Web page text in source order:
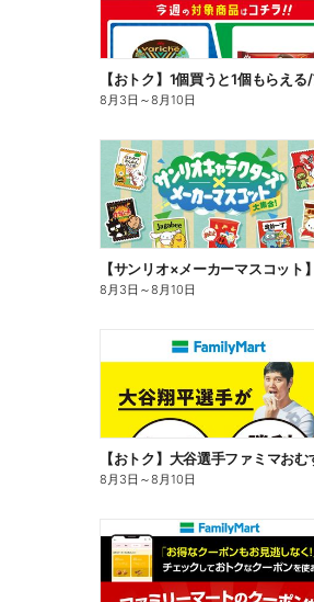
8月3日 ～8月10日
8月3日 ～8月10日
8月3日 ～8月10日